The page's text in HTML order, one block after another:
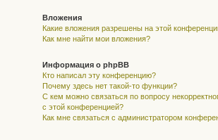
Вложения
Какие вложения разрешены на этой
Как мне найти мои вложения?
Информация о phpBB
Кто написал эту конференцию?
Почему здесь нет такой-то функции?
С кем можно связаться по вопросу
с этой конференцией?
Как мне связаться с администратором